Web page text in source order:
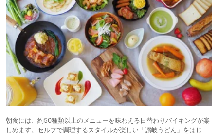
朝食には、約50種類以上のメニューを味わえる日替わりバイキングが楽
しめます。セルフで調理するスタイルが楽しい「讃岐うどん」をはじ